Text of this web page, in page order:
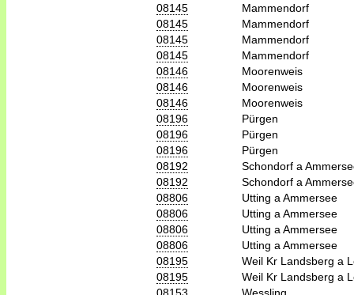
08145
Mammendorf
08145
Mammendorf
08145
Mammendorf
08145
Mammendorf
08146
Moorenweis
08146
Moorenweis
08146
Moorenweis
08196
Pürgen
08196
Pürgen
08196
Pürgen
08192
Schondorf a
08192
Schondorf a
08806
Utting a Ammersee
08806
Utting a Ammersee
08806
Utting a Ammersee
08806
Utting a Ammersee
08195
Weil Kr Landsberg a
08195
Weil Kr Landsberg a